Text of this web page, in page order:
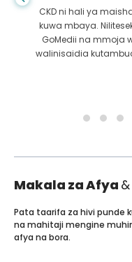
CKD ni hali ya
kuwa mbaya.
GoMedii na mmoja
walinisaidia
Makala za Afya
Pata taarifa za hivi punde
na mahitaji mengine
afya na bora.